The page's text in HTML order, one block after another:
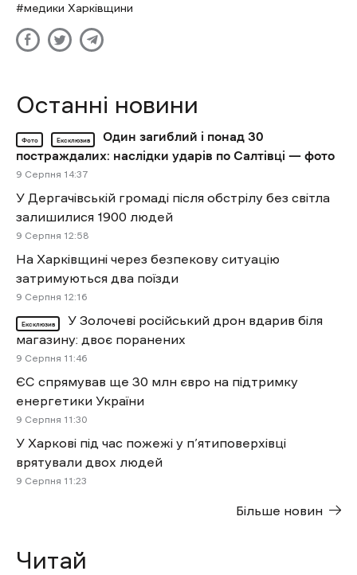
медики Харківщини
Останні новини
Фото Ексклюзив
Один загиблий і понад 30
постраждалих: наслідки ударів по Салтівці — фото
9 Cерпня 14:37
У Дергачівській громаді після обстрілу без світла
залишилися 1900 людей
9 Cерпня 12:58
На Харківщині через безпекову ситуацію
затримуються два поїзди
9 Cерпня 12:16
Ексклюзив
У Золочеві російський дрон вдарив біля
магазину: двоє поранених
9 Cерпня 11:46
ЄС спрямував ще 30 млн євро на підтримку
енергетики України
9 Cерпня 11:30
У Харкові під час пожежі у п’ятиповерхівці
врятували двох людей
9 Cерпня 11:23
Більше новин
Читай